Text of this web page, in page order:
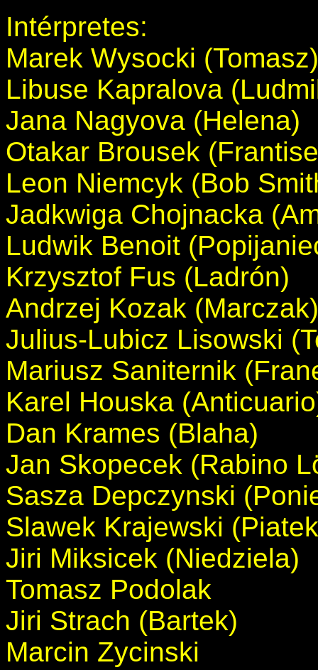
Intérpretes:
Marek Wysocki (Tomasz)
Libuse Kapralova
Jana Nagyova (Helena)
Otakar Brousek
Leon Niemcyk (Bob
Jadkwiga Chojnacka
Ludwik Benoit
Krzysztof Fus (Ladrón)
Andrzej Kozak (Marczak)
Julius-Lubicz Lisowski
Mariusz Saniternik
Karel Houska
Dan Krames (Blaha)
Jan Skopecek (Rabino
Sasza Depczynski
Slawek Krajewski
Jiri Miksicek (Niedziela)
Tomasz Podolak
Jiri Strach (Bartek)
Marcin Zycinski